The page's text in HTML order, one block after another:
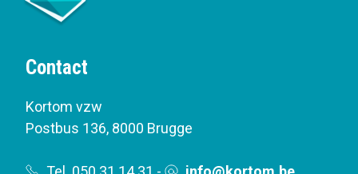
Contact
Kortom vzw
Postbus 136, 8000 Brugge